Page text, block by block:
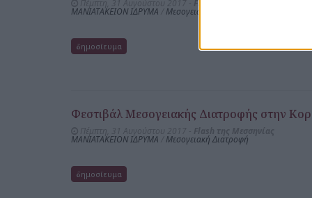
ΜΑΝΙΑΤΑΚΕΙΟΝ ΙΔΡΥΜΑ Μεσογειακή Διατροφή
δημοσίευμα
Φεστιβάλ Μεσογειακής Διατροφής στην
ΜΑΝΙΑΤΑΚΕΙΟΝ ΙΔΡΥΜΑ Μεσογειακή Διατροφή
δημοσίευμα